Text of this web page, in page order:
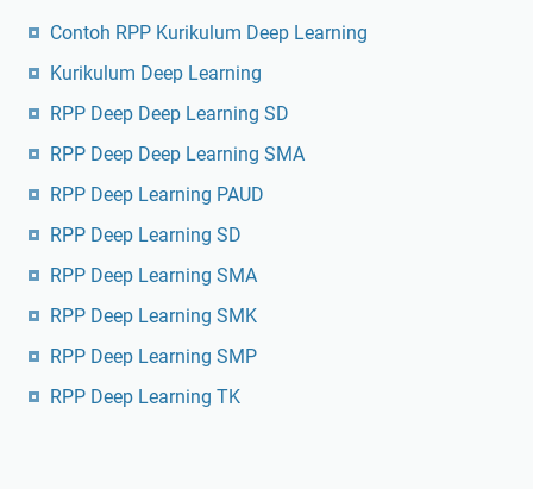
Contoh RPP Kurikulum Deep Learning
Kurikulum Deep Learning
RPP Deep Deep Learning SD
RPP Deep Deep Learning SMA
RPP Deep Learning PAUD
RPP Deep Learning SD
RPP Deep Learning SMA
RPP Deep Learning SMK
RPP Deep Learning SMP
RPP Deep Learning TK